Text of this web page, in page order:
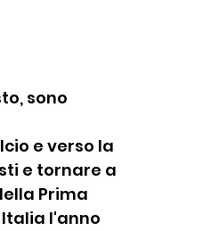
sono
e verso la
e tornare a
Prima
l'anno